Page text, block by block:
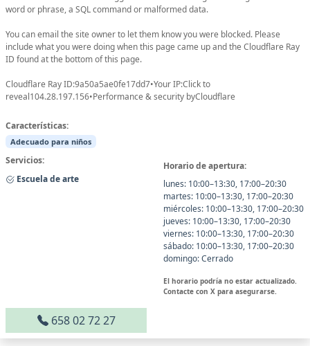
word or phrase, a SQL command or malformed data.
You can email the site owner to let them know you were blocked. Please
include what you were doing when this page came up and the Cloudflare Ray
ID found at the bottom of this page.
Cloudflare Ray ID:9a50a5ae0fe17dd7•Your IP:Click to
reveal104.28.197.156•Performance & security byCloudflare
Características:
Adecuado para niños
Servicios:
Escuela de arte
Horario de apertura:
lunes: 10:00–13:30, 17:00–20:30
martes: 10:00–13:30, 17:00–20:30
miércoles: 10:00–13:30, 17:00–20:30
jueves: 10:00–13:30, 17:00–20:30
viernes: 10:00–13:30, 17:00–20:30
sábado: 10:00–13:30, 17:00–20:30
domingo: Cerrado
El horario podría no estar actualizado.
Contacte con X para asegurarse.
658 02 72 27